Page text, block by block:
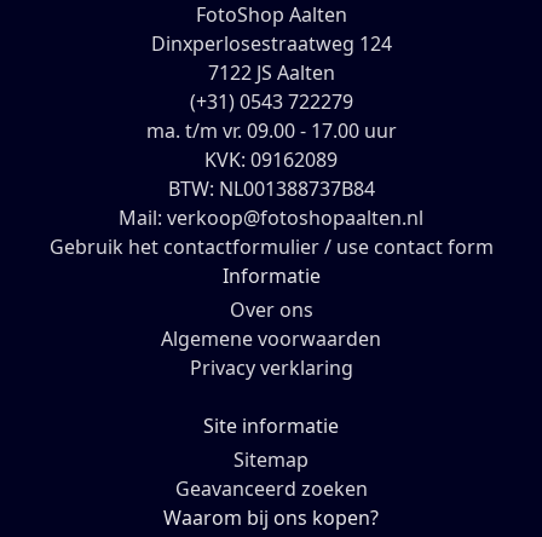
FotoShop Aalten
Dinxperlosestraatweg 124
7122 JS Aalten
(+31) 0543 722279
ma. t/m vr. 09.00 - 17.00 uur
KVK: 09162089
BTW: NL001388737B84
Mail: verkoop@fotoshopaalten.nl
Gebruik het contactformulier / use contact form
Informatie
Over ons
Algemene voorwaarden
Privacy verklaring
Site informatie
Sitemap
Geavanceerd zoeken
Waarom bij ons kopen?